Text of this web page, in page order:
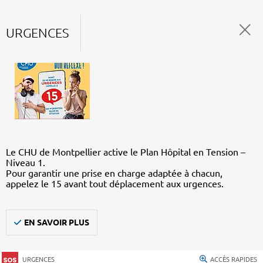
URGENCES
Le CHU de Montpellier active le Plan Hôpital en Tension –
Niveau 1.
Pour garantir une prise en charge adaptée à chacun,
appelez le 15 avant tout déplacement aux urgences.
EN SAVOIR PLUS
URGENCES ACCÈS RAPIDES